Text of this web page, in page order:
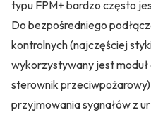
typu FPM+ bardzo często
Do bezpośredniego
kontrolnych (najczęściej
wykorzystywany jest moduł
sterownik
przyjmowania sygnałów z